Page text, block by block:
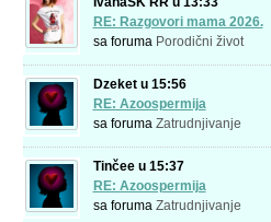
RE: Razgovori mama 2026.
sa foruma Porodični život
Dzeket u 15:56
RE: Azoospermija
sa foruma Zatrudnjivanje
Tinčee u 15:37
RE: Azoospermija
sa foruma Zatrudnjivanje